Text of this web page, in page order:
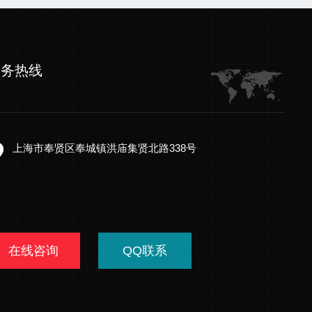
热线
上海市奉贤区奉城镇洪庙集贤北路338号
在线咨询 QQ联系